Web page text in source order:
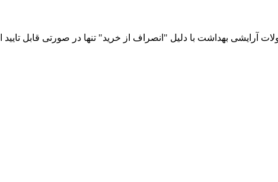
بهداشت با دلیل "انصراف از خرید" تنها در صورتی قابل تایید